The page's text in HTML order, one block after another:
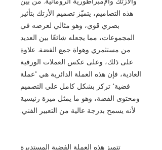
هذه التصاميم، يتميّز تصميم الأزتك بتأثير
بصري قوي، وهو مثالي لعرضه في
المجموعات، مما يجعله شائعًا بين العديد
من مستثمري وهواة جمع الفضة. علاوة
على ذلك، وعلى عكس العملات الورقية
العادية، فإن هذه العملة الدائرية هي "عملة
فضية" تركز بشكل كامل على التصميم
ومحتوى الفضة، وهو ما يمثل ميزة رئيسية
لأنه يسمح بدرجة عالية من التعبير الفني.
تتميز هذه العملة الفضية المستديرة